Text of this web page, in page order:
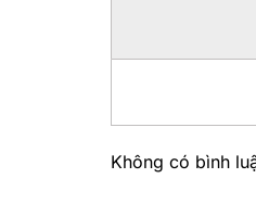
Không có bình